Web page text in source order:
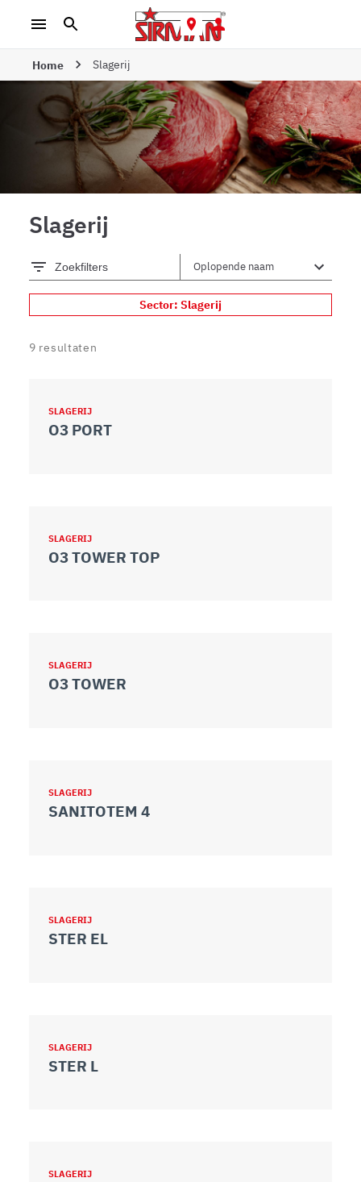
Home Slagerij
Slagerij
Zoekfilters
Sector: Slagerij
9 resultaten
SLAGERIJ
O3 PORT
SLAGERIJ
O3 TOWER TOP
SLAGERIJ
O3 TOWER
SLAGERIJ
SANITOTEM 4
SLAGERIJ
STER EL
SLAGERIJ
STER L
SLAGERIJ